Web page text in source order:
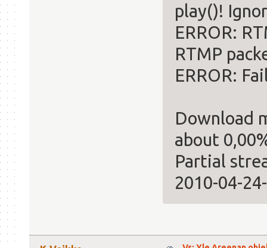
play()!
ERROR:
RTMP
ERROR:
Download
about
Partial
2010-04-